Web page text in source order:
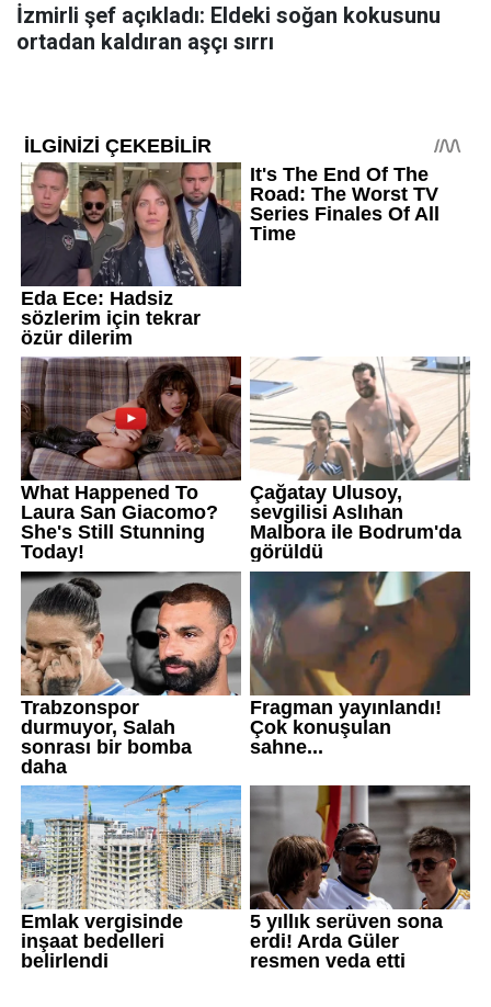
İzmirli şef açıkladı: Eldeki soğan kokusunu
ortadan kaldıran aşçı sırrı